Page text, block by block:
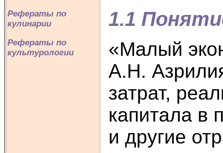
Рефераты по
кулинарии
Рефераты по
культурологии
1.1
«Малый
А.Н.
затрат,
капитала в
и другие